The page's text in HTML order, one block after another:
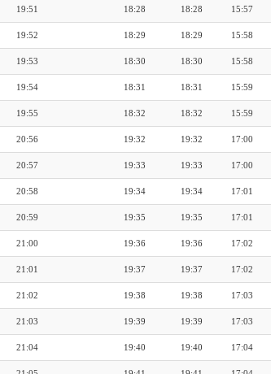
15:57
18:28
18:28
19:51
15:58
18:29
18:29
19:52
15:58
18:30
18:30
19:53
15:59
18:31
18:31
19:54
15:59
18:32
18:32
19:55
17:00
19:32
19:32
20:56
17:00
19:33
19:33
20:57
17:01
19:34
19:34
20:58
17:01
19:35
19:35
20:59
17:02
19:36
19:36
21:00
17:02
19:37
19:37
21:01
17:03
19:38
19:38
21:02
17:03
19:39
19:39
21:03
17:04
19:40
19:40
21:04